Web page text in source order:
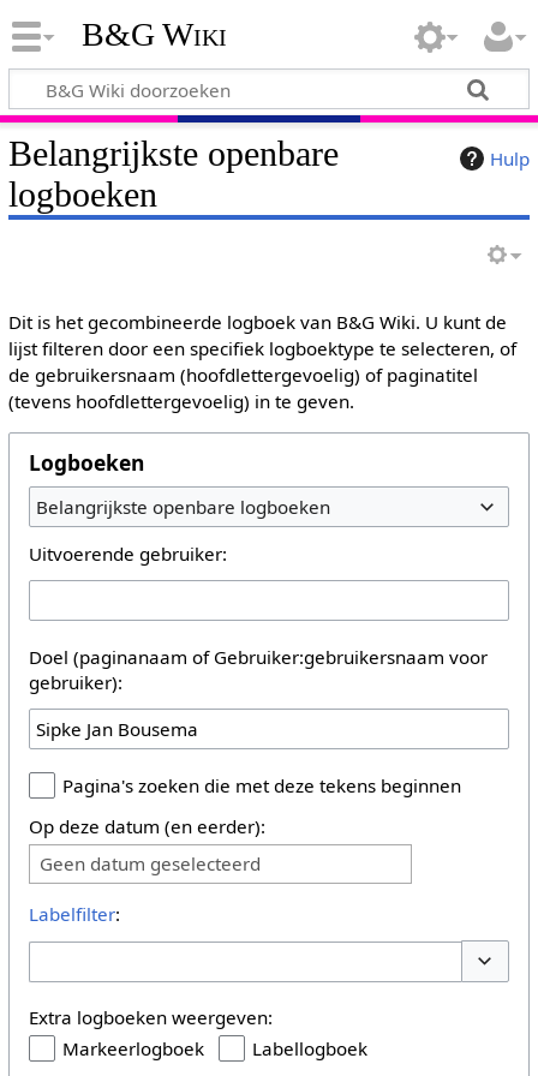
B&G Wiki
Hulp
Belangrijkste openbare
logboeken
Dit is het gecombineerde logboek van B&G Wiki. U kunt de
lijst filteren door een specifiek logboektype te selecteren, of
de gebruikersnaam (hoofdlettergevoelig) of paginatitel
(tevens hoofdlettergevoelig) in te geven.
Logboeken
Belangrijkste openbare logboeken
Uitvoerende gebruiker:
Doel (paginanaam of Gebruiker:gebruikersnaam voor
gebruiker):
Pagina's zoeken die met deze tekens beginnen
Op deze datum (en eerder):
Geen datum geselecteerd
Labelfilter:
Extra logboeken weergeven:
Markeerlogboek
Labellogboek